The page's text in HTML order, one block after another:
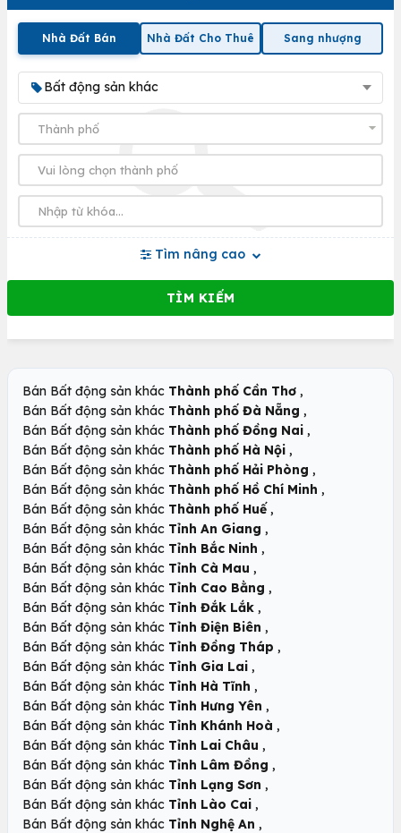
Nhà Đất Bán Nhà Đất Cho Thuê Sang nhượng
Bất động sản khác
Tìm nâng cao
Bán Bất động sản khác Thành phố Cần Thơ ,
Bán Bất động sản khác Thành phố Đà Nẵng ,
Bán Bất động sản khác Thành phố Đồng Nai ,
Bán Bất động sản khác Thành phố Hà Nội ,
Bán Bất động sản khác Thành phố Hải Phòng ,
Bán Bất động sản khác Thành phố Hồ Chí Minh ,
Bán Bất động sản khác Thành phố Huế ,
Bán Bất động sản khác Tỉnh An Giang ,
Bán Bất động sản khác Tỉnh Bắc Ninh ,
Bán Bất động sản khác Tỉnh Cà Mau ,
Bán Bất động sản khác Tỉnh Cao Bằng ,
Bán Bất động sản khác Tỉnh Đắk Lắk ,
Bán Bất động sản khác Tỉnh Điện Biên ,
Bán Bất động sản khác Tỉnh Đồng Tháp ,
Bán Bất động sản khác Tỉnh Gia Lai ,
Bán Bất động sản khác Tỉnh Hà Tĩnh ,
Bán Bất động sản khác Tỉnh Hưng Yên ,
Bán Bất động sản khác Tỉnh Khánh Hoà ,
Bán Bất động sản khác Tỉnh Lai Châu ,
Bán Bất động sản khác Tỉnh Lâm Đồng ,
Bán Bất động sản khác Tỉnh Lạng Sơn ,
Bán Bất động sản khác Tỉnh Lào Cai ,
Bán Bất động sản khác Tỉnh Nghệ An ,